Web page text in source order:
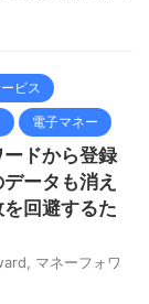
ビス
電子マネー
ドから登録
ータも消え
回避するた
マネーフォワ